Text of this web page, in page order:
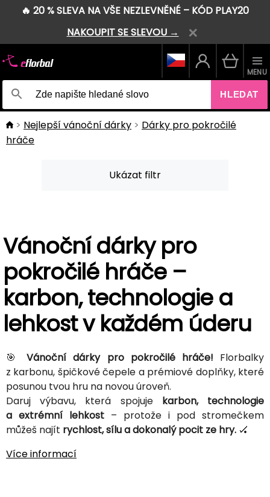
🔥 20 % SLEVA NA VŠE NEZLEVNĚNÉ – KÓD PLAY20
NAKOUPIT SE SLEVOU →
HLEDAT
MENU
Nejlepší vánoční dárky
Dárky pro pokročilé
hráče
Ukázat filtr
Vánoční dárky pro
pokročilé hráče –
karbon, technologie a
lehkost v každém úderu
🎯Vánoční dárky pro pokročilé hráče! Florbalky
z karbonu, špičkové čepele a prémiové doplňky, které
posunou tvou hru na novou úroveň.
Daruj výbavu, která spojuje karbon, technologie
a extrémní lehkost – protože i pod stromečkem
můžeš najít rychlost, sílu a dokonalý pocit ze hry. 🏑
Více informací